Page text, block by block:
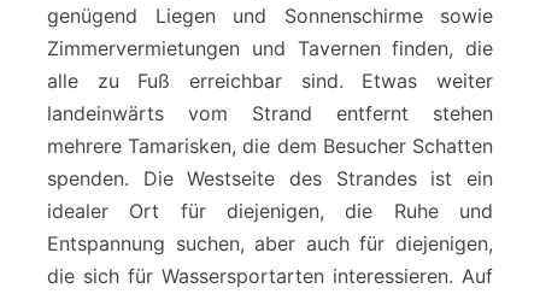
genügend Liegen und Sonnenschirme sowie
Zimmervermietungen und Tavernen finden, die
alle zu Fuß erreichbar sind. Etwas weiter
landeinwärts vom Strand entfernt stehen
mehrere Tamarisken, die dem Besucher Schatten
spenden. Die Westseite des Strandes ist ein
idealer Ort für diejenigen, die Ruhe und
Entspannung suchen, aber auch für diejenigen,
die sich für Wassersportarten interessieren. Auf